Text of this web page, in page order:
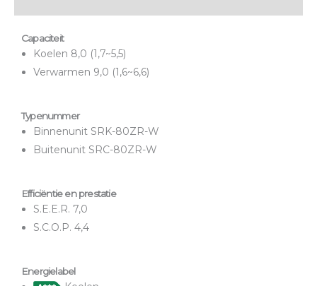
Capaciteit
Koelen 8,0 (1,7~5,5)
Verwarmen 9,0 (1,6~6,6)
Typenummer
Binnenunit SRK-80ZR-W
Buitenunit SRC-80ZR-W
Efficiëntie en prestatie
S.E.E.R. 7,0
S.C.O.P. 4,4
Energielabel